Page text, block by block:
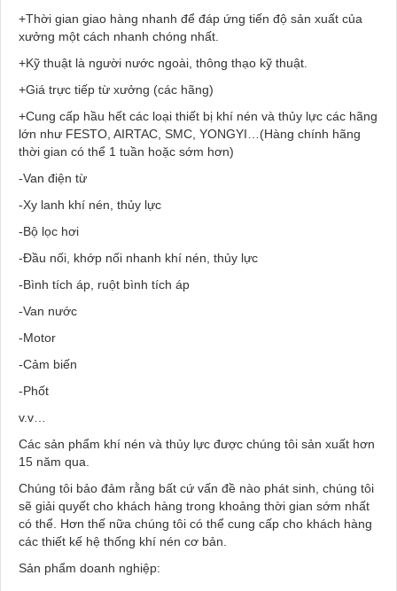
+Thời gian giao hàng nhanh để đáp ứng tiến độ sản xuất của
xưởng một cách nhanh chóng nhất.
+Kỹ thuật là người nước ngoài, thông thạo kỹ thuật.
+Giá trực tiếp từ xưởng (các hãng)
+Cung cấp hầu hết các loại thiết bị khí nén và thủy lực các hãng
lớn như FESTO, AIRTAC, SMC, YONGYI…(Hàng chính hãng
thời gian có thể 1 tuần hoặc sớm hơn)
-Van điện từ
-Xy lanh khí nén, thủy lực
-Bộ lọc hơi
-Đầu nối, khớp nối nhanh khí nén, thủy lực
-Bình tích áp, ruột bình tích áp
-Van nước
-Motor
-Cảm biến
-Phốt
v.v…
Các sản phẩm khí nén và thủy lực được chúng tôi sản xuất hơn
15 năm qua.
Chúng tôi bảo đảm rằng bất cứ vấn đề nào phát sinh, chúng tôi
sẽ giải quyết cho khách hàng trong khoảng thời gian sớm nhất
có thể. Hơn thế nữa chúng tôi có thể cung cấp cho khách hàng
các thiết kế hệ thống khí nén cơ bản.
Sản phẩm doanh nghiệp: